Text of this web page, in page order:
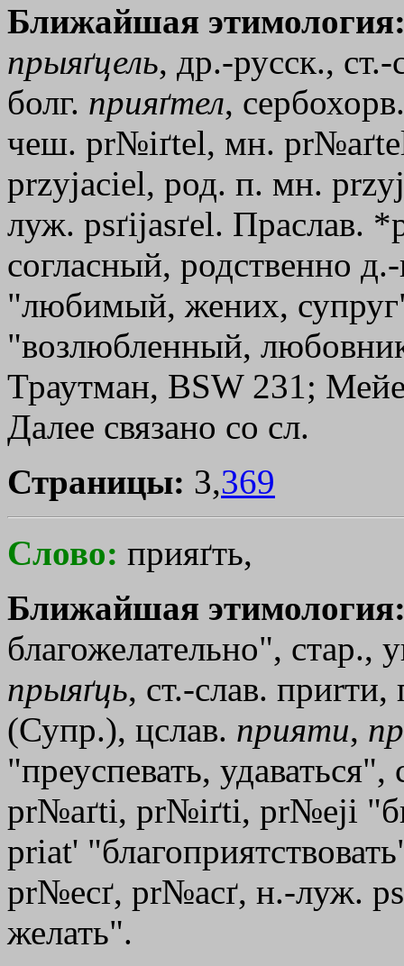
Ближайшая
прыяґцель, др.-русск.,
болг. прияґтел,
чеш. pr№iґtel, мн.
рrzуjасiеl, род. п. мн.
луж. psґijasґel. Праслав.
согласный, родственно
"любимый, жених,
"возлюбленный,
Траутман, ВSW 231;
Далее связано со сл.
Страницы: 3,369
Слово: прияґть,
Ближайшая
благожелательно", стар.,
прыяґць, ст.-слав. приrти,
(Супр.), цслав. прияти, пр
"преуспевать,
pr№aґti, pr№iґti, рr№еji
рriаt'
рr№еcґ, рr№аcґ, н.-луж.
желать".